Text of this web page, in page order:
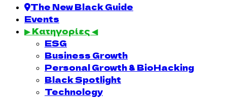
The New Black Guide
Events
▶ Κατηγορίες ◀
ESG
Business Growth
Personal Growth & BioHacking
Black Spotlight
Technology